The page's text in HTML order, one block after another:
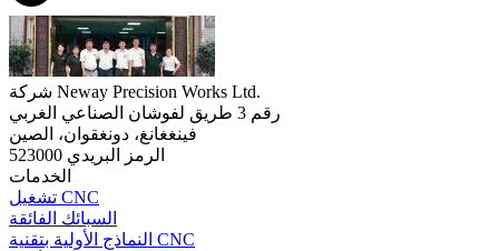
شركة Neway Precision Works Ltd.
رقم 3 طريق لفوشان الصناعي الغربي
فينغغانغ، دونغقوان، الصين
الرمز البريدي 523000
الخدمات
تشغيل CNC
السبائك الفائقة
النماذج الأولية بتقنية CNC